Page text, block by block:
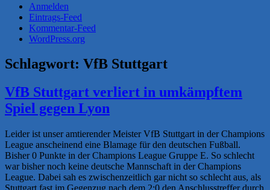
Anmelden
Eintrags-Feed
Kommentar-Feed
WordPress.org
Schlagwort: VfB Stuttgart
VfB Stuttgart verliert in umkämpftem
Spiel gegen Lyon
Leider ist unser amtierender Meister VfB Stuttgart in der Champions
League anscheinend eine Blamage für den deutschen Fußball.
Bisher 0 Punkte in der Champions League Gruppe E. So schlecht
war bisher noch keine deutsche Mannschaft in der Champions
League. Dabei sah es zwischenzeitlich gar nicht so schlecht aus, als